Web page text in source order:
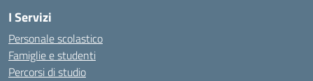
I Servizi
Personale scolastico
Famiglie e studenti
Percorsi di studio